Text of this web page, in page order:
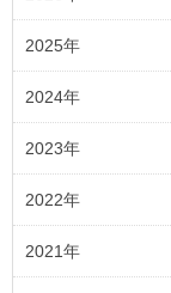
2025年
2024年
2023年
2022年
2021年